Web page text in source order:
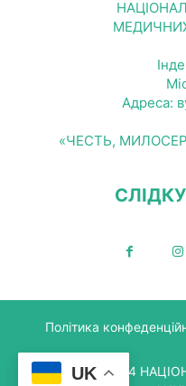
Адреса:
«ЧЕСТЬ,
Політика
© Copyright 2024
UK